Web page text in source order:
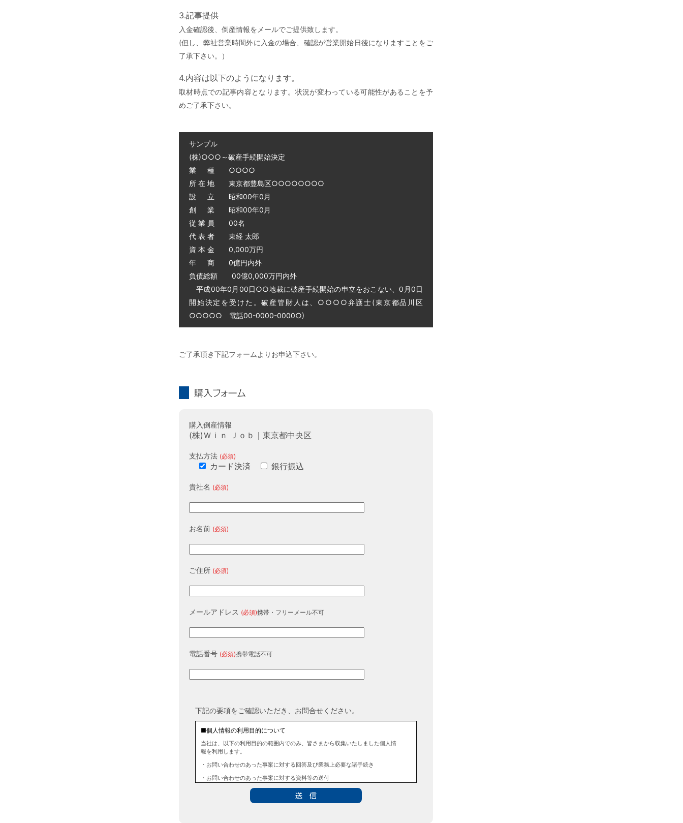
3.記事提供
入金確認後、倒産情報をメールでご提供致します。
(但し、弊社営業時間外に入金の場合、確認が営業開始日後になりますことをご
了承下さい。）
4.内容は以下のようになります。
取材時点での記事内容となります。状況が変わっている可能性があることを予
めご了承下さい。
サンプル
(株)○○○～破産手続開始決定
業 種 ○○○○
所 在 地 東京都豊島区○○○○○○○○
設 立 昭和00年0月
創 業 昭和00年0月
従 業 員 00名
代 表 者 東経 太郎
資 本 金 0,000万円
年 商 0億円内外
負債総額 00億0,000万円内外
平成00年0月00日○○地裁に破産手続開始の申立をおこない、0月0日
開始決定を受けた。破産管財人は、○○○○弁護士(東京都品川区
○○○○○ 電話00-0000-0000○)
ご了承頂き下記フォームよりお申込下さい。
購入倒産情報
(株)Ｗｉｎ Ｊｏｂ｜東京都中央区
支払方法 (必須)
カード決済 銀行振込
貴社名 (必須)
お名前 (必須)
ご住所 (必須)
メールアドレス (必須)携帯・フリーメール不可
電話番号 (必須)携帯電話不可
下記の要項をご確認いただき、お問合せください。
■個人情報の利用目的について
当社は、以下の利用目的の範囲内でのみ、皆さまから収集いたしました個人情
報を利用します。
・お問い合わせのあった事案に対する回答及び業務上必要な諸手続き
・お問い合わせのあった事案に対する資料等の送付